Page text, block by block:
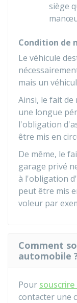
siège
Condition de
Le véhicule
mais un
Ainsi, le fait
une longue
l'obligation
être mis en
De même, le
garage privé
à l'obligation
peut être mis
voleur par
Comment
automobile
Pour
contacter une